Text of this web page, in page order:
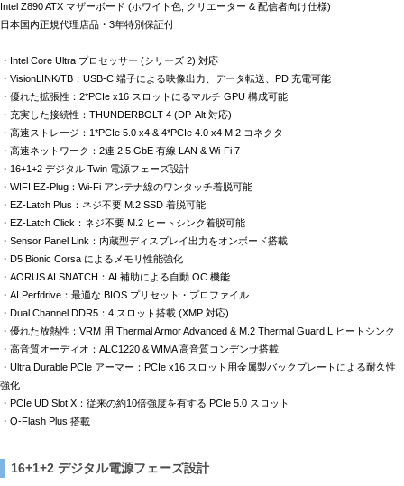
Intel Z890 ATX マザーボード (ホワイト色; クリエーター & 配信者向け仕様)
日本国内正規代理店品・3年特別保証付
・Intel Core Ultra プロセッサー (シリーズ 2) 対応
・VisionLINK/TB：USB-C 端子による映像出力、データ転送、PD 充電可能
・優れた拡張性：2*PCIe x16 スロットにるマルチ GPU 構成可能
・充実した接続性：THUNDERBOLT 4 (DP-Alt 対応)
・高速ストレージ：1*PCIe 5.0 x4 & 4*PCIe 4.0 x4 M.2 コネクタ
・高速ネットワーク：2連 2.5 GbE 有線 LAN & Wi-Fi 7
・16+1+2 デジタル Twin 電源フェーズ設計
・WIFI EZ-Plug：Wi-Fi アンテナ線のワンタッチ着脱可能
・EZ-Latch Plus：ネジ不要 M.2 SSD 着脱可能
・EZ-Latch Click：ネジ不要 M.2 ヒートシンク着脱可能
・Sensor Panel Link：内蔵型ディスプレイ出力をオンボード搭載
・D5 Bionic Corsa によるメモリ性能強化
・AORUS AI SNATCH：AI 補助による自動 OC 機能
・AI Perfdrive：最適な BIOS プリセット・プロファイル
・Dual Channel DDR5：4 スロット搭載 (XMP 対応)
・優れた放熱性：VRM 用 Thermal Armor Advanced & M.2 Thermal Guard L ヒートシンク
・高音質オーディオ：ALC1220 & WIMA 高音質コンデンサ搭載
・Ultra Durable PCIe アーマー：PCIe x16 スロット用金属製バックプレートによる耐久性
強化
・PCIe UD Slot X：従来の約10倍強度を有する PCIe 5.0 スロット
・Q-Flash Plus 搭載
16+1+2 デジタル電源フェーズ設計